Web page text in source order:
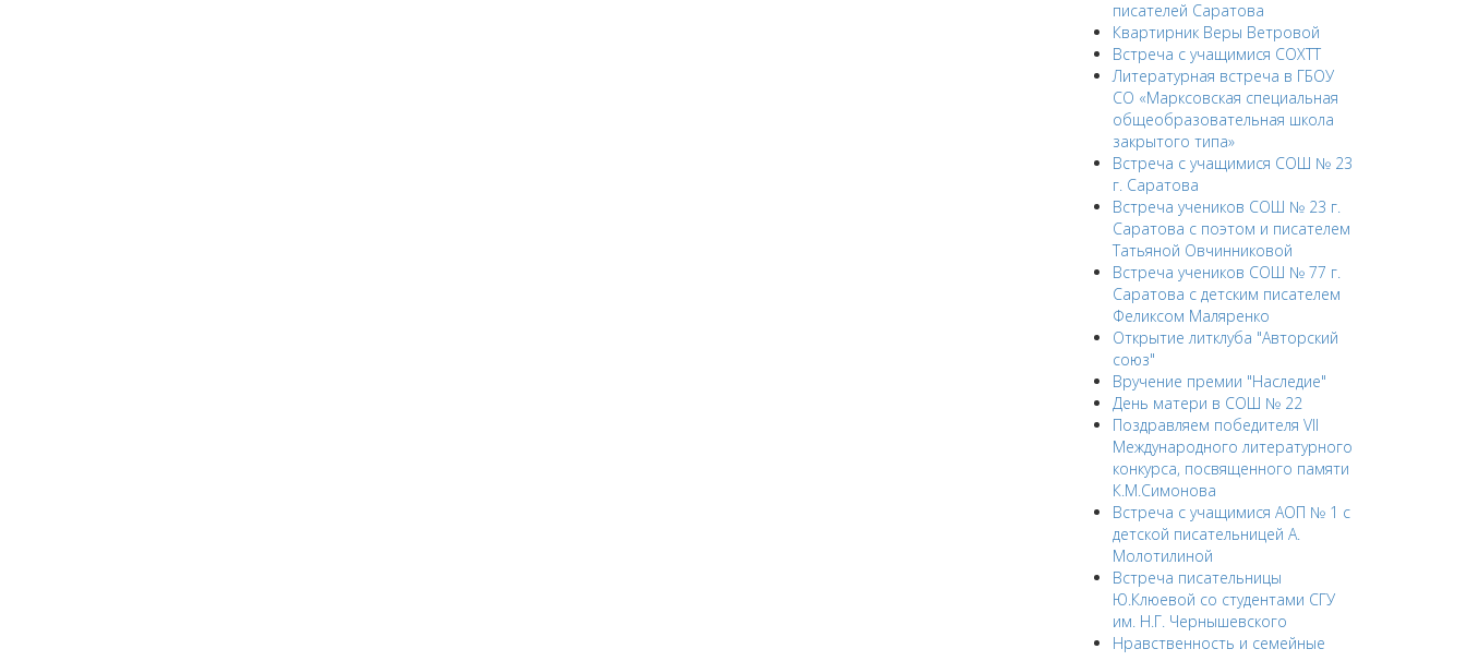
писателей Саратова
Квартирник Веры Ветровой
Встреча с учащимися СОХТТ
Литературная встреча в ГБОУ
СО «Марксовская специальная
общеобразовательная школа
закрытого типа»
Встреча с учащимися СОШ № 23
г. Саратова
Встреча учеников СОШ № 23 г.
Саратова с поэтом и писателем
Татьяной Овчинниковой
Встреча учеников СОШ № 77 г.
Саратова с детским писателем
Феликсом Маляренко
Открытие литклуба "Авторский
союз"
Вручение премии "Наследие"
День матери в СОШ № 22
Поздравляем победителя VII
Международного литературного
конкурса, посвященного памяти
К.М.Симонова
Встреча с учащимися АОП № 1 с
детской писательницей А.
Молотилиной
Встреча писательницы
Ю.Клюевой со студентами СГУ
им. Н.Г. Чернышевского
Нравственность и семейные